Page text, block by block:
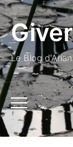
Le Blog
Toggle
mobile
menu